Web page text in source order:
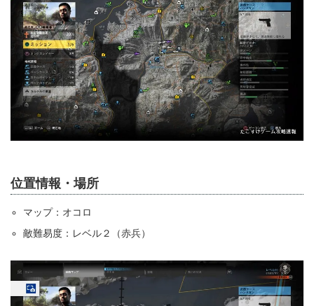
位置情報・場所
マップ：オコロ
敵難易度：レベル２（赤兵）